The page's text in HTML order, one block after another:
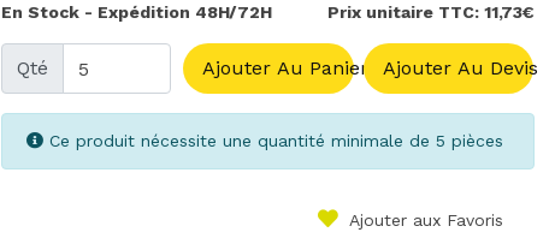
En Stock - Expédition 48H/72H Prix unitaire TTC: 11,73€
Qté Ajouter Au Panier Ajouter Au Devis
Ce produit nécessite une quantité minimale de 5 pièces
Ajouter aux Favoris